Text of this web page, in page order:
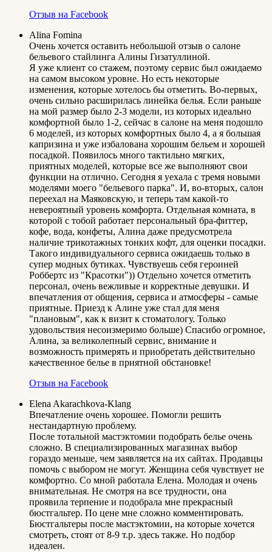
Отзыв на Facebook
Alina Fomina
Очень хочется оставить небольшой отзыв о салоне
бельевого стайлинга Алины Гизатуллиной.
Я уже клиент со стажем, поэтому сервис был ожидаемо
на самом высоком уровне. Но есть некоторые
изменения, которые хотелось бы отметить. Во-первых,
очень сильно расширилась линейка белья. Если раньше
на мой размер было 2-3 модели, из которых идеально
комфортной было 1-2, сейчас в салоне на меня подошло
6 моделей, из которых комфортных было 4, а я большая
капризина и уже избалована хорошим бельем и хорошей
посадкой. Появилось много тактильно мягких,
приятных моделей, которые все же выполняют свои
функции на отлично. Сегодня я уехала с тремя новыми
моделями моего "бельевого парка". И, во-вторых, салон
переехал на Маяковскую, и теперь там какой-то
невероятный уровень комфорта. Отдельная комната, в
которой с тобой работает персональный бра-фиттер,
кофе, вода, конфеты, Алина даже предусмотрела
наличие трикотажных тонких кофт, для оценки посадки.
Такого индивидуального сервиса ожидаешь только в
супер модных бутиках. Чувствуешь себя героиней
Роббертс из "Красотки")) Отдельно хочется отметить
персонал, очень вежливые и корректные девушки. И
впечатления от общения, сервиса и атмосферы - самые
приятные. Приезд к Алине уже стал для меня
"плановым", как к визит к стоматологу. Только
удовольствия несоизмеримо больше) Спасибо огромное,
Алина, за великолепный сервис, внимание и
возможность примерять и приобретать действительно
качественное белье в приятной обстановке!
Отзыв на Facebook
Elena Akarachkova-Klang
Впечатление очень хорошее. Помогли решить
нестандартную проблему.
После тотальной мастэктомии подобрать белье очень
сложно. В специализированных магазинах выбор
гораздо меньше, чем заявляется на их сайтах. Продавцы
помочь с выбором не могут. Женщина себя чувствует не
комфортно. Со мной работала Елена. Молодая и очень
внимательная. Не смотря на все трудности, она
проявила терпение и подобрала мне прекрасный
бюстгальтер. По цене мне сложно комментировать.
Бюстгальтеры после мастэктомии, на которые хочется
смотреть, стоят от 8-9 т.р. здесь также. Но подбор
идеален.